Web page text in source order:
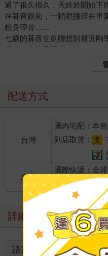
過了很久很久，天終於開始下
在暮音眼前，一顆顆撞碎在車
粉身碎骨……
七歲的暮音立刻聯想到最近剛
玩偶，往椅子裡縮了縮。
那時，暮音坐在後座，看著車
雨勢漸漸變大，雨水敲打著車
一樣把它們填滿，最後加上了
爸爸說這叫四葉草，是幸福的
人的名字，那個人就一定會
爸爸常常會讓她坐在他腿上，
多的四葉草，再一起默念媽媽
這樣做的話，在天上的媽媽
突然，專心畫著的暮音停了下
的光芒在不遠處的花田上空飄
光芒竟越來越清晰。
暮音微張著嘴，趴在車窗上，
有許許多多穿著金色裙子的小
配送方式
台灣
國內宅配：本
到店取貨：
海外
國際快遞：全球
港澳店取：
詳細資料
語言 中文繁體